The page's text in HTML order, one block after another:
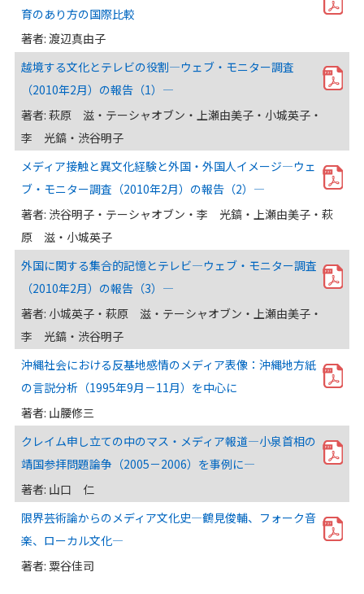
育のあり方の国際比較
著者: 渡辺真由子
越境する文化とテレビの役割―ウェブ・モニター調査
（2010年2月）の報告（1）―
著者: 萩原 滋・テーシャオブン・上瀬由美子・小城英子・
李 光鎬・渋谷明子
メディア接触と異文化経験と外国・外国人イメージ―ウェ
ブ・モニター調査（2010年2月）の報告（2）―
著者: 渋谷明子・テーシャオブン・李 光鎬・上瀬由美子・萩
原 滋・小城英子
外国に関する集合的記憶とテレビ―ウェブ・モニター調査
（2010年2月）の報告（3）―
著者: 小城英子・萩原 滋・テーシャオブン・上瀬由美子・
李 光鎬・渋谷明子
沖縄社会における反基地感情のメディア表像：沖縄地方紙
の言説分析（1995年9月－11月）を中心に
著者: 山腰修三
クレイム申し立ての中のマス・メディア報道―小泉首相の
靖国参拝問題論争（2005－2006）を事例に―
著者: 山口 仁
限界芸術論からのメディア文化史―鶴見俊輔、フォーク音
楽、ローカル文化―
著者: 粟谷佳司